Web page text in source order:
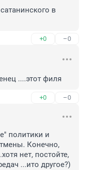
в
+0 –0
....этот филя
+0 –0
политики и
Конечно,
нет, постойте,
...ито другое?)